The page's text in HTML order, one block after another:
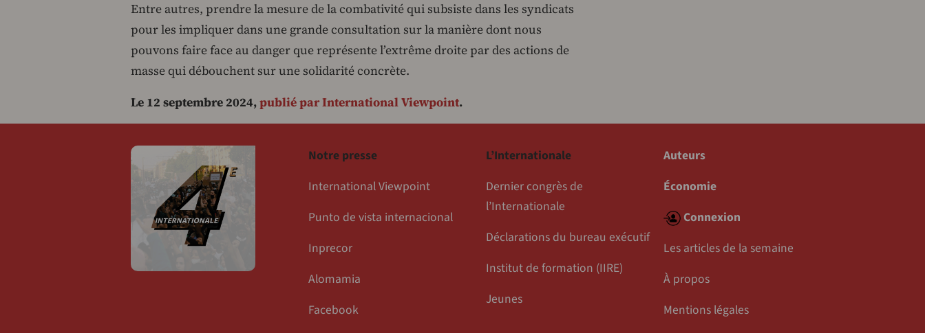
Entre autres, prendre la mesure de la combativité qui subsiste dans les syndicats
pour les impliquer dans une grande consultation sur la manière dont nous
pouvons faire face au danger que représente l’extrême droite par des actions de
masse qui débouchent sur une solidarité concrète.
Le 12 septembre 2024,publié par International Viewpoint.
Notre presse
International Viewpoint
Punto de vista internacional
Inprecor
Alomamia
Facebook
L’Internationale
Dernier congrès de
l’Internationale
Déclarations du bureau exécutif
Institut de formation (IIRE)
Jeunes
Auteurs
Économie
Connexion
Les articles de la semaine
À propos
Mentions légales